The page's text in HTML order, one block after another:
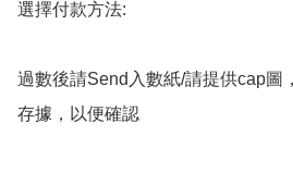
選擇付款方法:
過數後請Send入數紙/請提供cap圖
存據，以便確認